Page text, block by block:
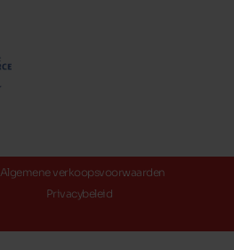
Algemene verkoopsvoorwaarden
Privacybeleid